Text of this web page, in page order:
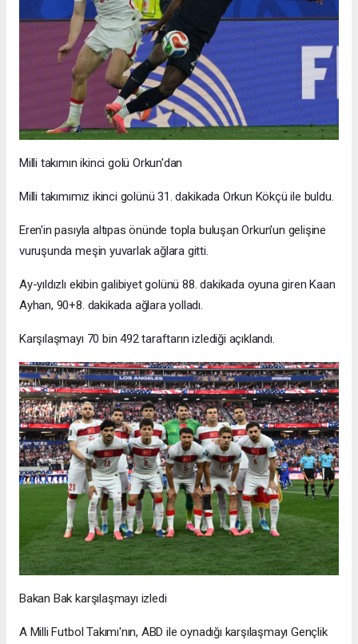
Milli takımın ikinci golü Orkun'dan
Milli takımımız ikinci golünü 31. dakikada Orkun Kökçü ile buldu.
Eren'in pasıyla altıpas önünde topla buluşan Orkun'un gelişine
vuruşunda meşin yuvarlak ağlara gitti.
Ay-yıldızlı ekibin galibiyet golünü 88. dakikada oyuna giren Kaan
Ayhan, 90+8. dakikada ağlara yolladı.
Karşılaşmayı 70 bin 492 taraftarın izlediği açıklandı.
Bakan Bak karşılaşmayı izledi
A Milli Futbol Takımı'nın, ABD ile oynadığı karşılaşmayı Gençlik